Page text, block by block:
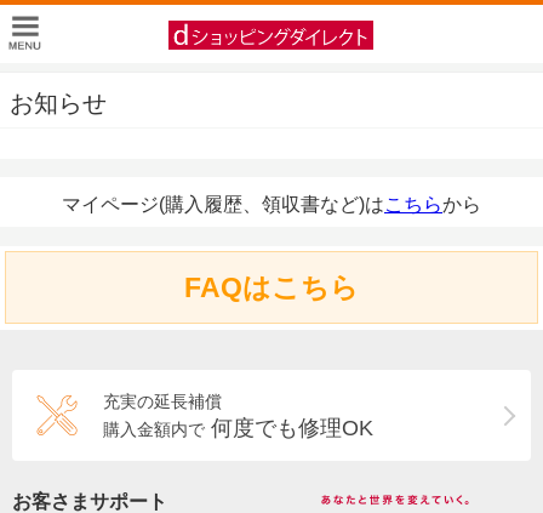
お知らせ
マイページ(購入履歴、領収書など)はこちらから
FAQはこちら
充実の延長補償
購入金額内で 何度でも修理OK
お客さまサポート